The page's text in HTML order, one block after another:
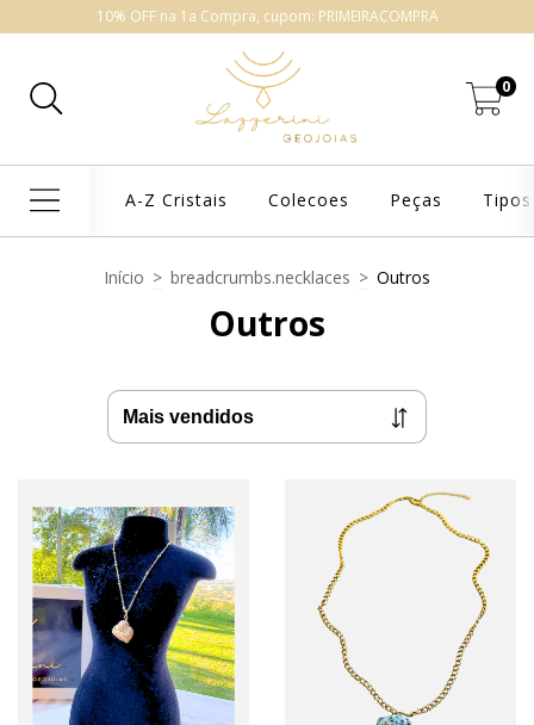
10% OFF na 1a Compra, cupom: PRIMEIRACOMPRA
0
A-Z Cristais Colecoes Peças
Início > breadcrumbs.necklaces > Outros
Outros